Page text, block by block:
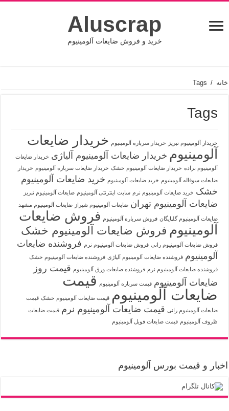
Aluscrap
خرید و فروش ضایعات آلومینیوم
خانه /
Tags
Tags
خریدار آلومینیوم تبریز خریدار سرباره آلومینیوم خریدار ضایعات
آلومینیوم خریدار ضایعات آلومینیوم آلیاژی خریدار ضایعات
آلومینیوم براده خریدار ضایعات آلومینیوم خشک خریدار ضایعات سرباره آلومینیوم خریدار
ضایعات سوفاله آلومینیوم خرید ضایعات آلومینیوم خرید ضایعات آلومینیوم
خشک خرید ضایعات آلومینیوم نرم سایت اینترنتی آلومینیوم ضایعات آلومینیوم تبریز
ضایعات آلومینیوم تهران ضایعات آلومینیوم شیراز ضایعات آلومینیوم مشهد
ضایعات آلومینیوم گلپایگان فروش سرباره آلومینیوم فروش ضایعات
آلومینیوم فروش ضایعات آلومینیوم خشک
فروش ضایعات آلومینیوم رانی فروش ضایعات آلومینیوم نرم فروشنده ضایعات
آلومینیوم فروشنده ضایعات آلومینیوم آلیاژی فروشنده ضایعات آلومینیوم خشک
فروشنده ضایعات آلومینیوم نرم فروشنده ضایعات ورق آلومینیوم قیمت روز
ضایعات آلومینیوم قیمت سرباره آلومینیوم قیمت
ضایعات آلومینیوم قیمت ضایعات آلومینیوم خشک قیمت
ضایعات آلومینیوم رانی قیمت ضایعات آلومینیوم نرم قیمت ضایعات
ظروف آلومینیوم قیمت ضایعات فویل آلومینیوم
اخبار و قیمت بورس آلومینیوم